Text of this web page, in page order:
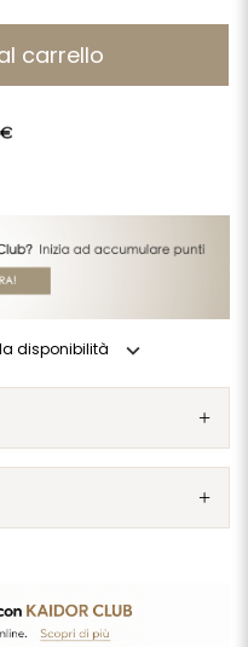
carrello
disponibilità expand_more